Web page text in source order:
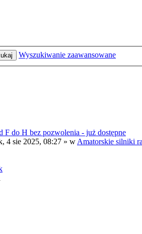
Wyszukiwanie zaawansowane
F do H bez pozwolenia - już dostępne
4 sie 2025, 08:27 » w Amatorskie silniki